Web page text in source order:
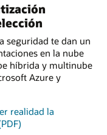
seguridad te dan un
en la nube
híbrida y multinube
Azure y
realidad la